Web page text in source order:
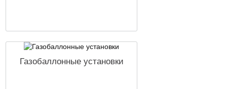
Газобаллонные установки